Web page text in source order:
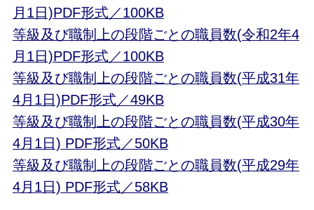
月1日)PDF形式／100KB
等級及び職制上の段階ごとの職員数(令和2年4
月1日)PDF形式／100KB
等級及び職制上の段階ごとの職員数(平成31年
4月1日)PDF形式／49KB
等級及び職制上の段階ごとの職員数(平成30年
4月1日) PDF形式／50KB
等級及び職制上の段階ごとの職員数(平成29年
4月1日) PDF形式／58KB